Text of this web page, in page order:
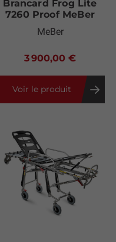
Brancard Frog Lite
7260 Proof MeBer
MeBer
3 900,00 €
Voir le produit